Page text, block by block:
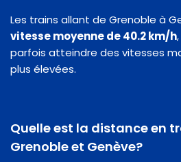
Les trains allant de Grenoble à
vitesse moyenne de 40.2 km/h
parfois atteindre des vitesses
plus élevées.
Quelle est la distance en
Grenoble et Genève?